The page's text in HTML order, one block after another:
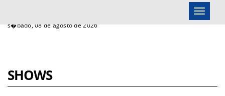
s�bado, 08 de agosto de 2026
Menu
SHOWS